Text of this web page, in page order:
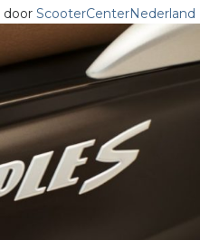
door ScooterCenterNederland